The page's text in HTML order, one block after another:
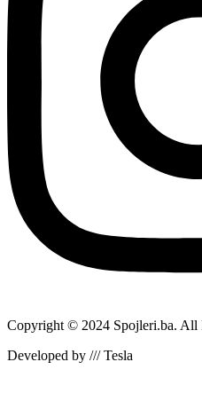
Copyright © 2024 Spojleri.ba. All
Developed by /// Tesla